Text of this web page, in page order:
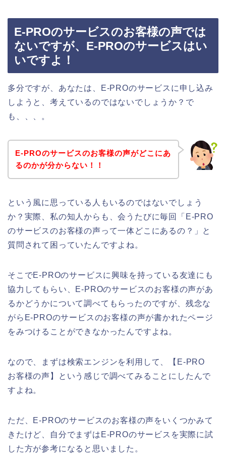
E-PROのサービスのお客様の声では
ないですが、E-PROのサービスはい
いですよ！
多分ですが、あなたは、E-PROのサービスに申し込み
しようと、考えているのではないでしょうか？で
も、、、。
E-PROのサービスのお客様の声がどこにあ
るのかが分からない！！
という風に思っている人もいるのではないでしょう
か？実際、私の知人からも、会うたびに毎回「E-PRO
のサービスのお客様の声って一体どこにあるの？」と
質問されて困っていたんですよね。
そこでE-PROのサービスに興味を持っている友達にも
協力してもらい、E-PROのサービスのお客様の声があ
るかどうかについて調べてもらったのですが、残念な
がらE-PROのサービスのお客様の声が書かれたページ
をみつけることができなかったんですよね。
なので、まずは検索エンジンを利用して、【E-PRO
お客様の声】という感じで調べてみることにしたんで
すよね。
ただ、E-PROのサービスのお客様の声をいくつかみて
きたけど、自分でまずはE-PROのサービスを実際に試
した方が参考になると思いました。